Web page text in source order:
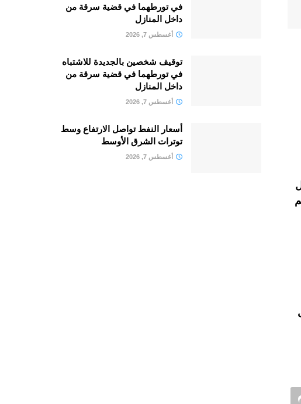
في تورطهما في قضية سرقة من
داخل المنازل
أغسطس 7, 2026
توقيف شخصين بالجديدة للاشتباه
في تورطهما في قضية سرقة من
داخل المنازل
أغسطس 7, 2026
أسعار النفط تواصل الارتفاع وسط
توترات الشرق الأوسط
أغسطس 7, 2026